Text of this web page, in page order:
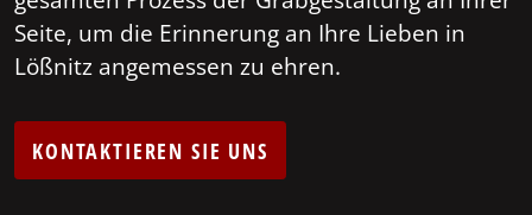
Seite, um die Erinnerung an Ihre Lieben in
Lößnitz angemessen zu ehren.
KONTAKTIEREN SIE UNS